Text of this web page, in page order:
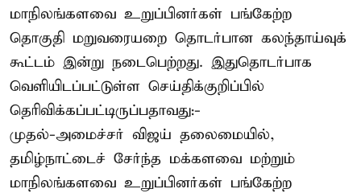
மாநிலங்களவை உறுப்பினர்கள் பங்கேற்ற
தொகுதி மறுவரையறை தொடர்பான கலந்தாய்வுக்
கூட்டம் இன்று நடைபெற்றது. இதுதொடர்பாக
வெளியிடப்பட்டுள்ள செய்திக்குறிப்பில்
தெரிவிக்கப்பட்டிருப்பதாவது:-
முதல்-அமைச்சர் விஜய் தலைமையில்,
தமிழ்நாட்டைச் சேர்ந்த மக்களவை மற்றும்
மாநிலங்களவை உறுப்பினர்கள் பங்கேற்ற